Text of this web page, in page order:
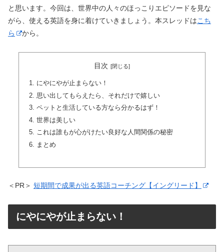
と思います。今回は、世界中の人々のほっこりエピソードを見な
がら、使える英語を身に着けていきましょう。本スレッドはこち
ら
から。
目次
にやにやが止まらない！
思い出してもらえたら、それだけで嬉しい
ペットと生活している方なら分かるはず！
世界は美しい
これは誰もが心がけたい良好な人間関係の秘密
まとめ
＜PR＞ 短期間で成果が出る英語コーチング【イングリード】
にやにやが止まらない！